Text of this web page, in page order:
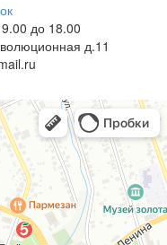
до 18.00
д.11